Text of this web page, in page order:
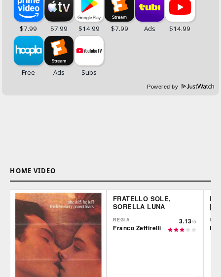
Powered by
HOME VIDEO
FRATELLO SOLE,
SORELLA LUNA
REGIA
Franco Zeffirelli
3.13/5
LA
[2]